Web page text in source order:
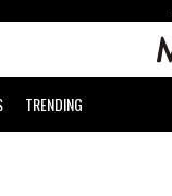
TRENDING